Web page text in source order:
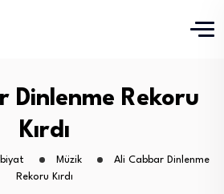
Dinlenme Rekoru
Kırdı
Müzik
Ali Cabbar Dinlenme
Rekoru Kırdı